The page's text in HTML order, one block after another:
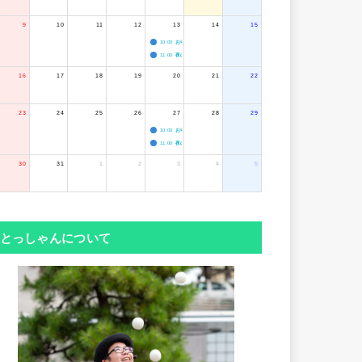
9 10 11 12 13
10:00 お寺のジャグリング教室
11:00 夜のボードゲーム会
14 15
16 17 18 19 20 21 22
23 24 25 26 27
10:00 お寺のジャグリング教室
11:00 夜のボードゲーム会
28 29
30 31 1 2 3 4 5
とっしゃんについて